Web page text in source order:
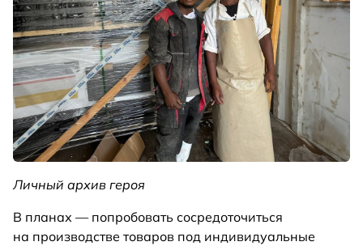
Личный архив героя
В планах — попробовать сосредоточиться
на производстве товаров под индивидуальные